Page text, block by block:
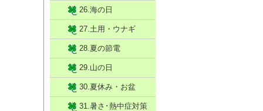
26.海の日
27.土用・ウナギ
28.夏の節電
29.山の日
30.夏休み・お盆
31.暑さ･熱中症対策